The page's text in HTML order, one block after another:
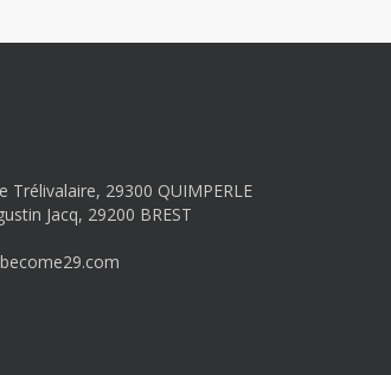
Trélivalaire, 29300 QUIMPERLE
Jacq, 29200 BREST